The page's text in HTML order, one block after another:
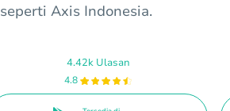
seperti Axis Indonesia.
4.42k Ulasan
4.8